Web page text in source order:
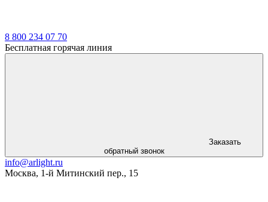
8 800 234 07 70
Бесплатная горячая линия
Заказать
обратный звонок
info@arlight.ru
Москва, 1-й Митинский пер., 15